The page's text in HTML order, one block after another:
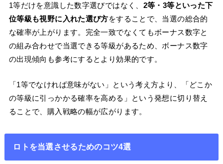
1等だけを意識した数字選びではなく、 2等・3等といった下
位等級も視野に入れた選び方をすることで、当選の総合的
な確率が上がります。完全一致でなくてもボーナス数字と
の組み合わせで当選できる等級があるため、ボーナス数字
の出現傾向も参考にするとより効果的です。
「1等でなければ意味がない」という考え方より、「どこか
の等級に引っかかる確率を高める」という発想に切り替え
ることで、購入戦略の幅が広がります。
ロトを当選させるためのコツ4選